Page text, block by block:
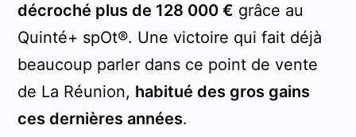
décroché plus de 128 000 € grâce au
Quinté+ spOt®. Une victoire qui fait déjà
beaucoup parler dans ce point de vente
de La Réunion, habitué des gros gains
ces dernières années.